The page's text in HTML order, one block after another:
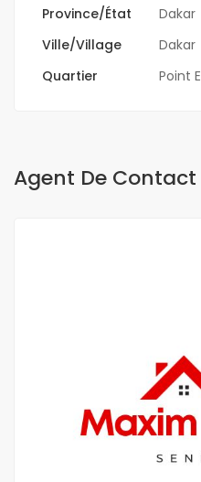
Province/État
Dakar
Ville/Village
Dakar
Quartier
Point E
Agent De Contact